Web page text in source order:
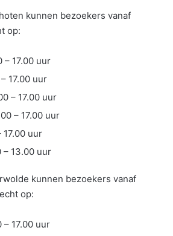
kunnen bezoekers vanaf
op:
– 17.00 uur
17.00 uur
– 17.00 uur
– 17.00 uur
17.00 uur
– 13.00 uur
kunnen bezoekers vanaf
op:
– 17.00 uur